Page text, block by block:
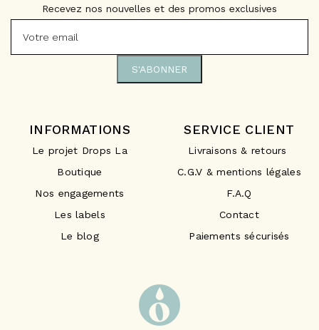
INFORMATIONS
Le projet Drops La
Boutique
Nos engagements
Les labels
Le blog
SERVICE CLIENT
Livraisons & retours
C.G.V & mentions légales
F.A.Q
Contact
Paiements sécurisés
Recevez nos nouvelles et des promos exclusives